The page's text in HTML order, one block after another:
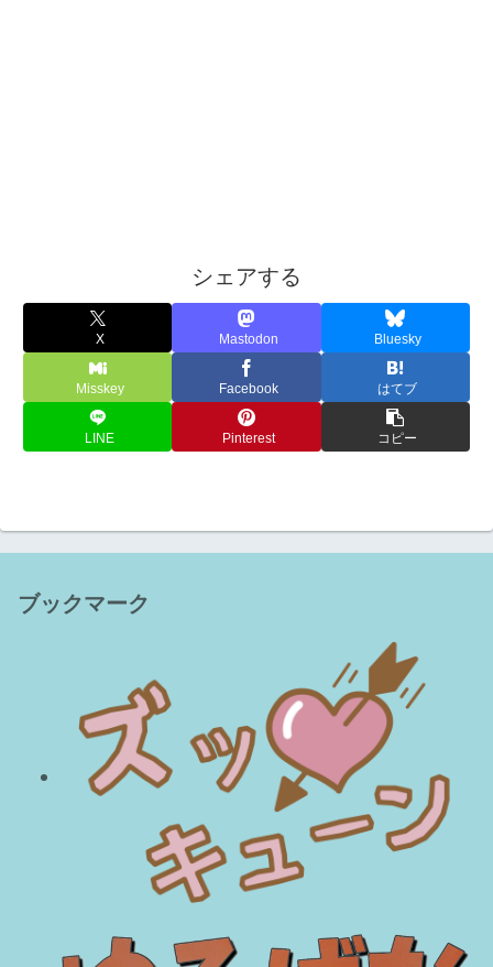
シェアする
X Mastodon Bluesky
Misskey Facebook はてブ
LINE Pinterest コピー
ブックマーク